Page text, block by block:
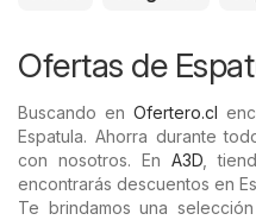
Ofertas de
Buscando enOfertero.cl
Espatula. Ahorra durante
con nosotros. En A3D ,
encontrarás descuentos en
Te brindamos una